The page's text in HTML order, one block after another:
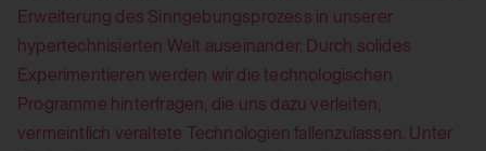
Erweiterung des Sinngebungsprozess in unserer
hypertechnisierten Welt auseinander. Durch solides
Experimentieren werden wir die technologischen
Programme hinterfragen, die uns dazu verleiten,
vermeintlich veraltete Technologien fallenzulassen. Unter